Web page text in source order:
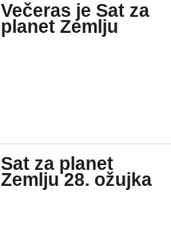
Večeras je Sat za
planet Zemlju
Sat za planet
Zemlju 28. ožujka